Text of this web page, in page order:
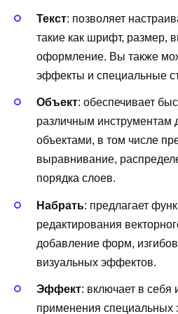
Текст: позволяет
такие как шрифт, размер,
оформление. Вы также
эффекты и специальные
Объект: обеспечивает
различным инструментам
объектами, в том числе
выравнивание,
порядка слоев.
Набрать: предлагает
редактирования
добавление форм,
визуальных эффектов.
Эффект: включает в себя
применения специальных